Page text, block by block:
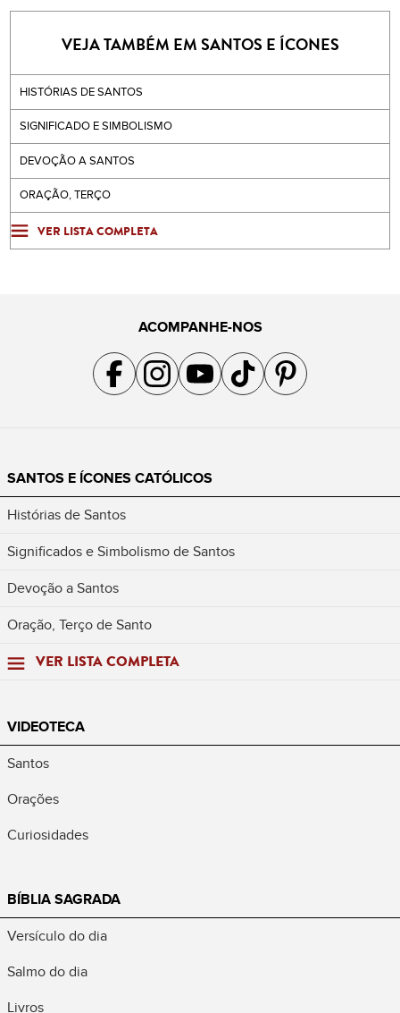
VEJA TAMBÉM EM SANTOS E ÍCONES
HISTÓRIAS DE SANTOS
SIGNIFICADO E SIMBOLISMO
DEVOÇÃO A SANTOS
ORAÇÃO, TERÇO
VER LISTA COMPLETA
ACOMPANHE-NOS
Acompanhe a gente no Facebook
Acompanhe a gente no Instagram
Acompanhe a gente no YouTube
Acompanhe a gente no TikTok
Acompanhe a gente no
SANTOS E ÍCONES CATÓLICOS
Histórias de Santos
Significados e Simbolismo de Santos
Devoção a Santos
Oração, Terço de Santo
VER LISTA COMPLETA
VIDEOTECA
Santos
Orações
Curiosidades
BÍBLIA SAGRADA
Versículo do dia
Salmo do dia
Livros